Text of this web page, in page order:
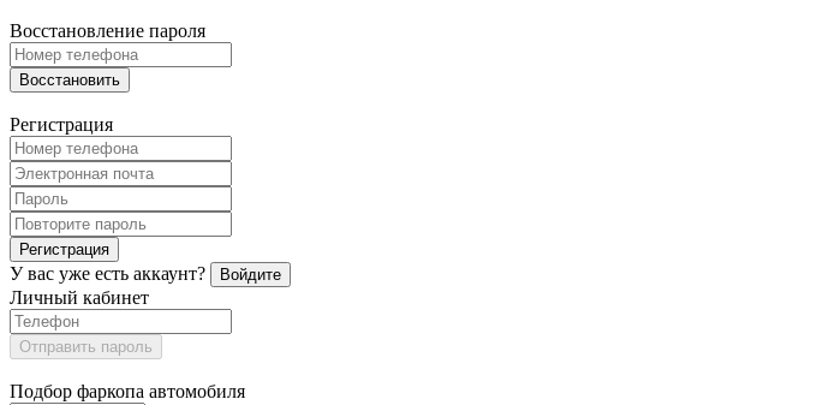
Восстановление пароля
Восстановить
Регистрация
Регистрация
У вас уже есть аккаунт? Войдите
Личный кабинет
Отправить пароль
Подбор фаркопа автомобиля